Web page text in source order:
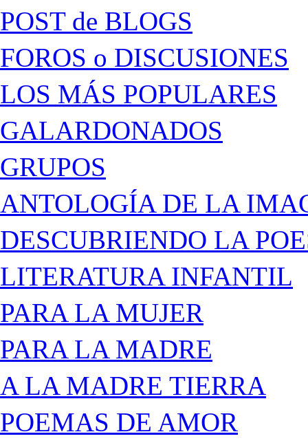
POST de BLOGS
FOROS o DISCUSIONES
LOS MÁS POPULARES
GALARDONADOS
GRUPOS
ANTOLOGÍA DE LA
DESCUBRIENDO LA
LITERATURA INFANTIL
PARA LA MUJER
PARA LA MADRE
A LA MADRE TIERRA
POEMAS DE AMOR